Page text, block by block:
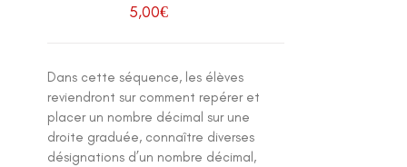
5,00€
Dans cette séquence, les élèves
reviendront sur comment repérer et
placer un nombre décimal sur une
droite graduée, connaître diverses
désignations d’un nombre décimal,